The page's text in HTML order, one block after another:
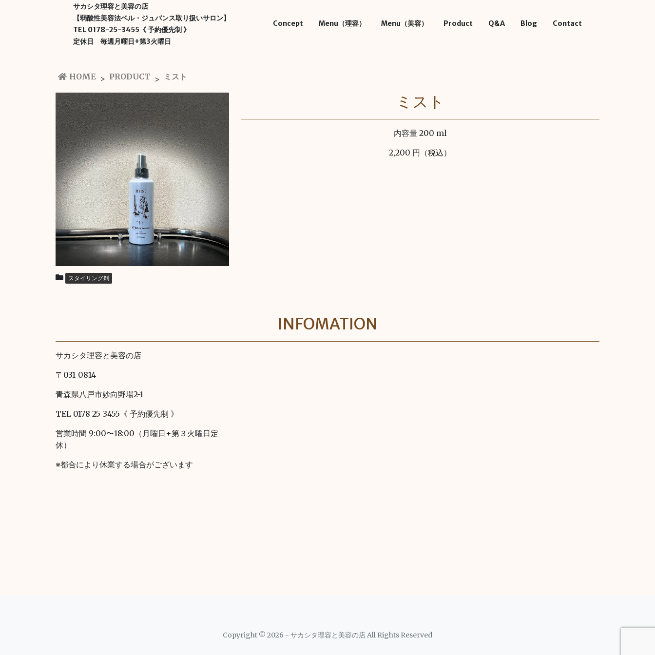
サカシタ理容と美容の店
【弱酸性美容法ベル・ジュバンス取り扱いサロン】
TEL 0178-25-3455《 予約優先制 》
定休日 毎週月曜日+第3火曜日
Concept Menu（理容） Menu（美容） Product Q&A Blog Contact
HOME PRODUCT ミスト
スタイリング剤
ミスト
内容量 200 ml
2,200 円（税込）
INFOMATION
サカシタ理容と美容の店
〒031-0814
青森県八戸市妙向野場2-1
TEL 0178-25-3455《 予約優先制 》
営業時間 9:00〜18:00（月曜日+第３火曜日定
休）
※都合により休業する場合がございます
Copyright © 2026 - サカシタ理容と美容の店 All Rights Reserved